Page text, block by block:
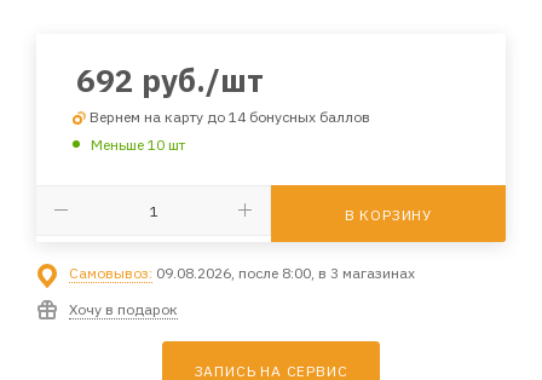
692 руб./шт
Вернем на карту до 14 бонусных баллов
Меньше 10 шт
В КОРЗИНУ
Самовывоз: 09.08.2026, после 8:00, в 3 магазинах
Хочу в подарок
ЗАПИСЬ НА СЕРВИС